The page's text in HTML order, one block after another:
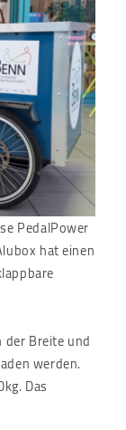
PedalPower
hat einen
Breite und
werden.
Das